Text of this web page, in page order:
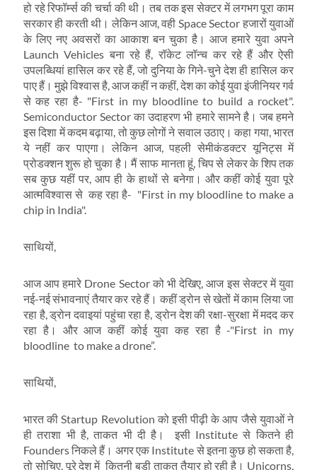
हो रहे रिफॉर्म्स की चर्चा की थी। तब तक इस सेक्टर में लगभग पूरा काम
सरकार ही करती थी। लेकिन आज, वही Space Sector हजारों युवाओं
के लिए नए अवसरों का आकाश बन चुका है। आज हमारे युवा अपने
Launch Vehicles बना रहे हैं, रॉकेट लॉन्च कर रहे हैं और ऐसी
उपलब्धियां हासिल कर रहे हैं, जो दुनिया के गिने-चुने देश ही हासिल कर
पाए हैं। मुझे विश्वास है, आज कहीं न कहीं, देश का कोई युवा इंजीनियर गर्व
से कह रहा है- "First in my bloodline to build a rocket".
Semiconductor Sector का उदाहरण भी हमारे सामने है। जब हमने
इस दिशा में कदम बढ़ाया, तो कुछ लोगों ने सवाल उठाए। कहा गया, भारत
ये नहीं कर पाएगा। लेकिन आज, पहली सेमीकंडक्टर यूनिट्स में
प्रोडक्शन शुरू हो चुका है। मैं साफ मानता हूं, चिप से लेकर के शिप तक
सब कुछ यहीं पर, आप ही के हाथों से बनेगा। और कहीं कोई युवा पूरे
आत्मविश्वास से कह रहा है- "First in my bloodline to make a
chip in India".
साथियों,
आज आप हमारे Drone Sector को भी देखिए, आज इस सेक्टर में युवा
नई-नई संभावनाएं तैयार कर रहे हैं। कहीं ड्रोन से खेतों में काम लिया जा
रहा है, ड्रोन दवाइयां पहुंचा रहा है, ड्रोन देश की रक्षा-सुरक्षा में मदद कर
रहा है। और आज कहीं कोई युवा कह रहा है -"First in my
bloodline to make a drone”.
साथियों,
भारत की Startup Revolution को इसी पीढ़ी के आप जैसे युवाओं ने
ही तराशा भी है, ताकत भी दी है। इसी Institute से कितने ही
Founders निकले हैं। अगर एक Institute से इतना कुछ हो सकता है,
तो सोचिए, पूरे देश में कितनी बड़ी ताकत तैयार हो रही है। Unicorns,